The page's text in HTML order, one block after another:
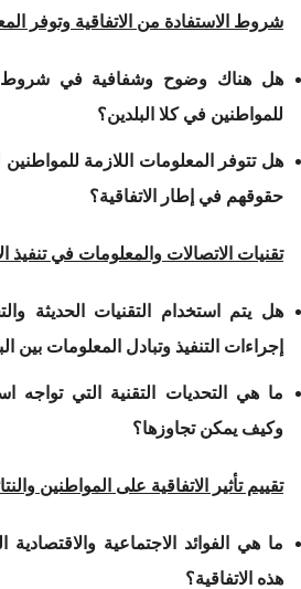
شروط الاستفادة من الاتفاقية وتوفر
هل هناك وضوح وشفافية في شروط
للمواطنين في كلا البلدين؟
هل تتوفر المعلومات اللازمة
حقوقهم في إطار الاتفاقية؟
تقنيات الاتصالات والمعلومات في تنفيذ
هل يتم استخدام التقنيات الحديثة
إجراءات التنفيذ وتبادل المعلومات بين
ما هي التحديات التقنية التي تواجه
وكيف يمكن تجاوزها؟
تقييم تأثير الاتفاقية على المواطنين
ما هي الفوائد الاجتماعية
هذه الاتفاقية؟